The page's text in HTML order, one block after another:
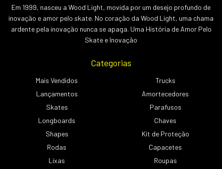
Em 1999, nasceu a Wood Light, movida por um desejo profundo de
inovação e amor pelo skate. No coração da Wood Light, uma chama
ardente pela inovação nunca se apaga. Uma História de Amor Pelo
Skate e Inovação
Categorias
Mais Vendidos
Lançamentos
Skates
Longboards
Shapes
Rodas
Lixas
Trucks
Amortecedores
Parafusos
Chaves
Kit de Proteção
Capacetes
Roupas